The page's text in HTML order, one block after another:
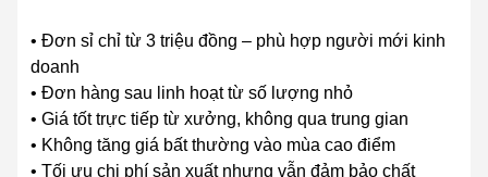
• Đơn sỉ chỉ từ 3 triệu đồng – phù hợp người mới kinh
doanh
• Đơn hàng sau linh hoạt từ số lượng nhỏ
• Giá tốt trực tiếp từ xưởng, không qua trung gian
• Không tăng giá bất thường vào mùa cao điểm
• Tối ưu chi phí sản xuất nhưng vẫn đảm bảo chất